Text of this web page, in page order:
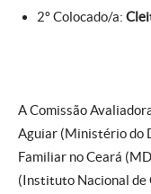
2º Colocado/a:
A Comissão
Aguiar (Ministério do
Familiar no Ceará
(Instituto Nacional de